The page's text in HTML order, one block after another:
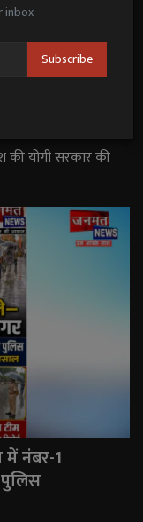
inbox
Subscribe
पर फूंकी गरीब
की योगी सरकार की
में नंबर-1